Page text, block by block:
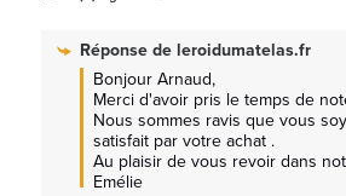
Réponse deleroidumatelas.fr
Bonjour Arnaud,
Merci d'avoir pris le temps de
Nous sommes ravis que vous
satisfait par votre achat .
Au plaisir de vous revoir dans
Emélie